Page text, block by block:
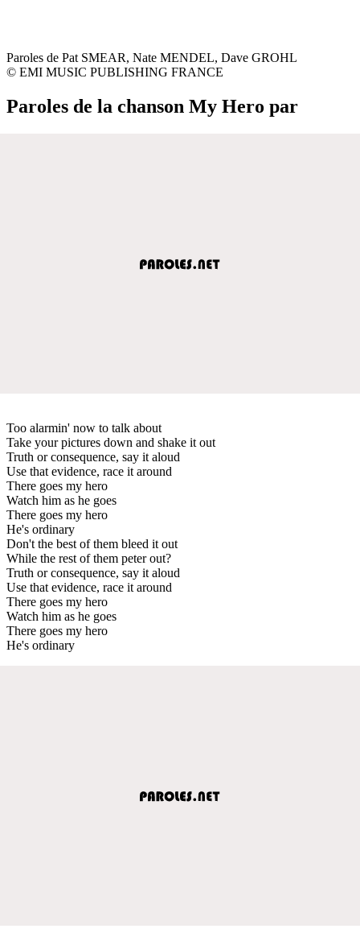
Paroles de Pat SMEAR, Nate MENDEL, Dave GROHL
© EMI MUSIC PUBLISHING FRANCE
Paroles de la chanson My Hero par
Too alarmin' now to talk about
Take your pictures down and shake it out
Truth or consequence, say it aloud
Use that evidence, race it around
There goes my hero
Watch him as he goes
There goes my hero
He's ordinary
Don't the best of them bleed it out
While the rest of them peter out?
Truth or consequence, say it aloud
Use that evidence, race it around
There goes my hero
Watch him as he goes
There goes my hero
He's ordinary